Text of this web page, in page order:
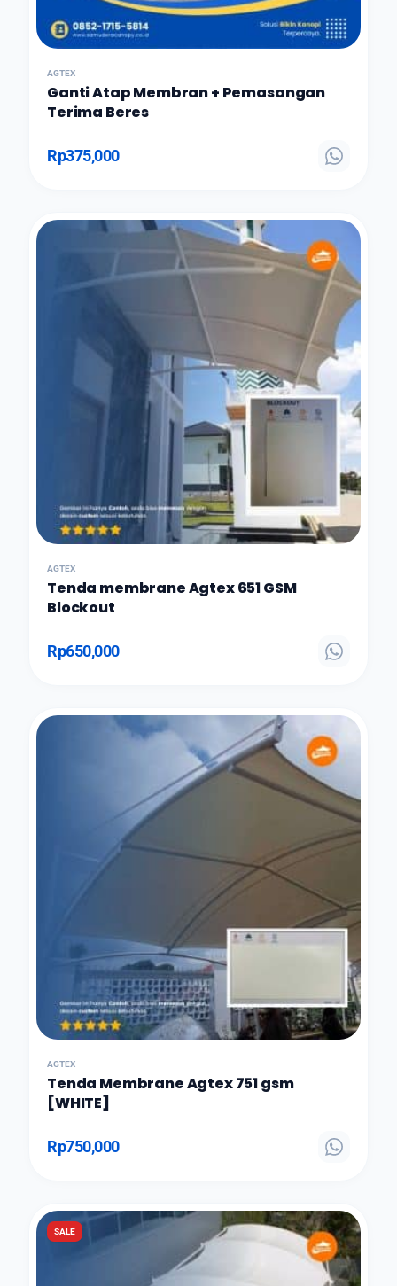
AGTEX
Ganti Atap Membran + Pemasangan
Terima Beres
Rp375,000
AGTEX
Tenda membrane Agtex 651 GSM
Blockout
Rp650,000
AGTEX
Tenda Membrane Agtex 751 gsm
[WHITE]
Rp750,000
SALE